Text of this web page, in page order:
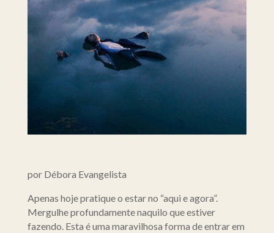
por Débora Evangelista
Apenas hoje pratique o estar no “aqui e agora”.
Mergulhe profundamente naquilo que estiver
fazendo. Esta é uma maravilhosa forma de entrar em